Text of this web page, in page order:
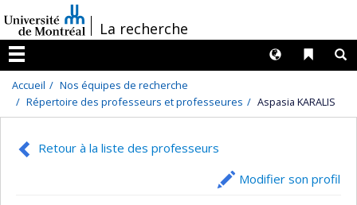
au
contenu
/La recherche
Menu
Liens
Langues
Accueil
Nos équipes de recherche
Répertoire des professeurs et professeures
Aspasia KARALIS
Retour à la liste des professeurs
Modifier son profil